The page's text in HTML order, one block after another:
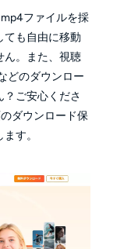
ファイルを採
ても自由に移動
ん。また、視聴
どのダウンロー
？ご安心くださ
ダウンロード保
す。